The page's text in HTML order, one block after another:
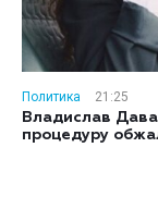
Политика
21:25
Владислав
процедуру